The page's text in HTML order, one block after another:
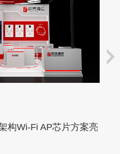
构Wi-Fi AP芯片方案亮